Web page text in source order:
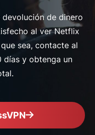
de dinero
al ver Netflix
sea, contacte al
y obtenga un